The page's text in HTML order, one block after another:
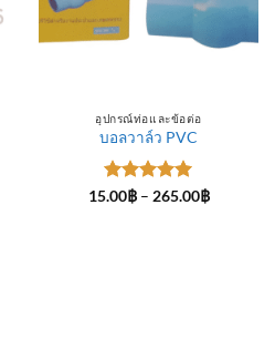
อุปกรณ์ท่อและข้อต่อ
บอลวาล์ว PVC
ให้คะแนน
15.00฿ – 265.00฿Price